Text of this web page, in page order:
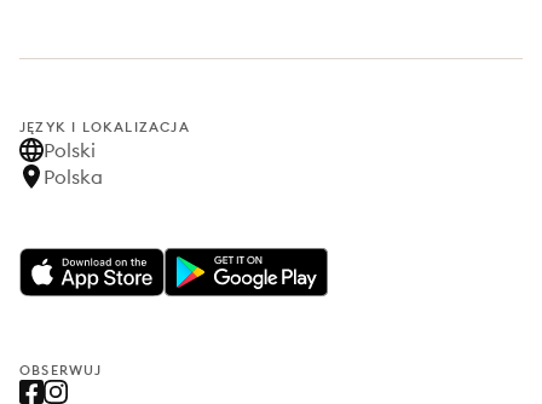
JĘZYK I LOKALIZACJA
Polski
Polska
OBSERWUJ